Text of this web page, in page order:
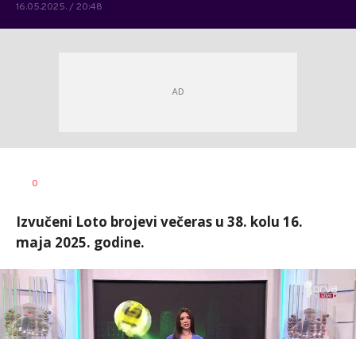
16.05.2025. / 20:48
AUTOR
0
Izvučeni Loto brojevi večeras u 38. kolu 16.
maja 2025. godine.